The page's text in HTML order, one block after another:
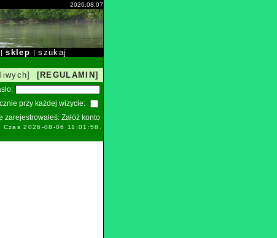
2026.08.07
|sklep |szukaj
[REGULAMIN]
przy każdej wizycie:
zarejestrowałeś: Załóż konto
2026-08-06 11:01:58.